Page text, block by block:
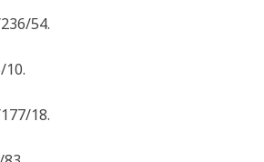
54.
10.
18.